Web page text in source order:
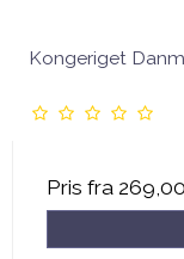
Kongeriget
Pris fra